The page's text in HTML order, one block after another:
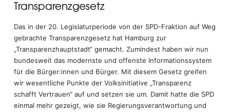
Transparenzgesetz
Das in der 20. Legislaturperiode von der SPD-Fraktion auf Weg
gebrachte Transparenzgesetz hat Hamburg zur
„Transparenzhauptstadt“ gemacht. Zumindest haben wir nun
bundesweit das modernste und offenste Informationssystem
für die Bürger:innen und Bürger. Mit diesem Gesetz greifen
wir wesentliche Punkte der Volksinitiative „Transparenz
schafft Vertrauen“ auf und setzen sie um. Damit hatte die SPD
einmal mehr gezeigt, wie sie Regierungsverantwortung und